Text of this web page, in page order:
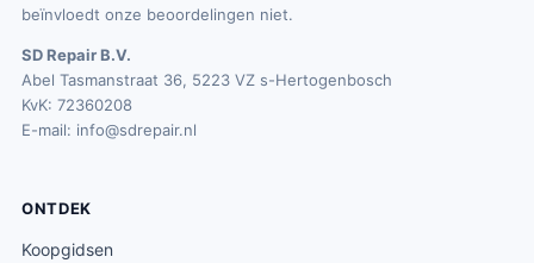
beïnvloedt onze beoordelingen niet.
SD Repair B.V.
Abel Tasmanstraat 36, 5223 VZ s-Hertogenbosch
KvK: 72360208
E-mail: info@sdrepair.nl
ONTDEK
Koopgidsen